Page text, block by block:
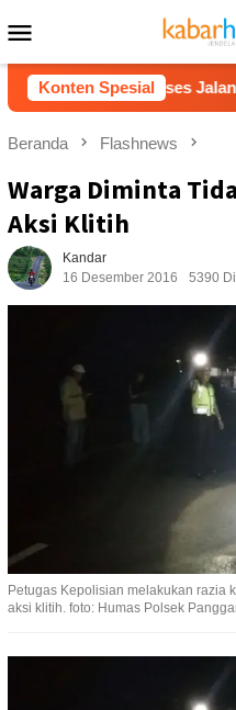
ke
kontenMobile
Konten Spesial
Akses Jalan hingga
Beranda Flashnews
Warga Diminta
Aksi Klitih
Kandar
16 Desember 2016
5390
Petugas Kepolisian melakukan razia
aksi klitih. foto: Humas Polsek